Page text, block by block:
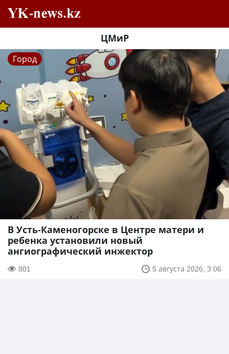
ЦМиР
Город
В Усть-Каменогорске в Центре матери и
ребенка установили новый
ангиографический инжектор
801 5 августа 2026, 3:06